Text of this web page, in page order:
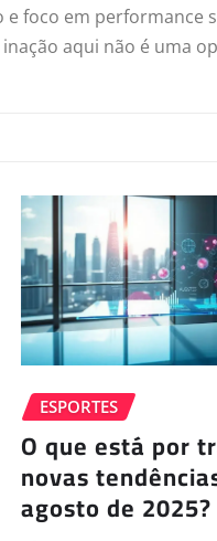
foco em performance
aqui não é uma
ESPORTES
O que está por
novas
agosto de 2025?